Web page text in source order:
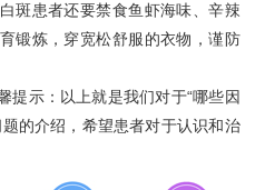
斑患者还要禁食鱼虾海味、辛辣
锻炼，穿宽松舒服的衣物，谨防
提示：以上就是我们对于“哪些因
的介绍，希望患者对于认识和治